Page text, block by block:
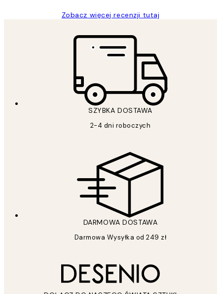
Zobacz więcej recenzji tutaj
SZYBKA DOSTAWA
2-4 dni roboczych
DARMOWA DOSTAWA
Darmowa Wysyłka od 249 zł